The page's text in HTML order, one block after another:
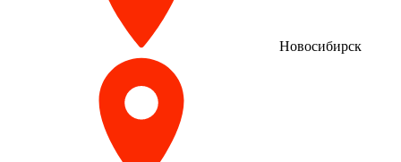
Новосибирск